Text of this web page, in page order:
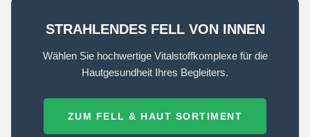
STRAHLENDES FELL VON INNEN
Wählen Sie hochwertige Vitalstoffkomplexe für die
Hautgesundheit Ihres Begleiters.
ZUM FELL & HAUT SORTIMENT